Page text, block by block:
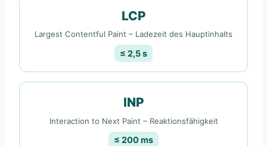
LCP
Largest Contentful Paint – Ladezeit des Hauptinhalts
≤ 2,5 s
INP
Interaction to Next Paint – Reaktionsfähigkeit
≤ 200 ms